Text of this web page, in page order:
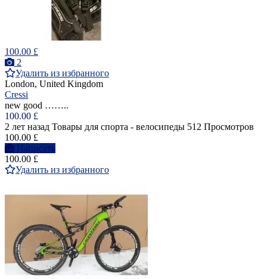
100.00 £
2
Удалить из избранного
London, United Kingdom
Cressi
new good ……..
100.00 £
2 лет назад Товары для спорта - велосипеды 512 Просмотров
100.00 £
Написать
100.00 £
Удалить из избранного